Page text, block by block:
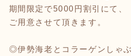
期間限定で5000円割引にて、
ご用意させて頂きます。
◎伊勢海老とコラーゲンしゃ